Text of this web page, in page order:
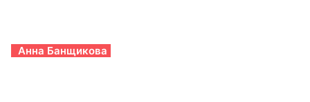
Анна Банщикова